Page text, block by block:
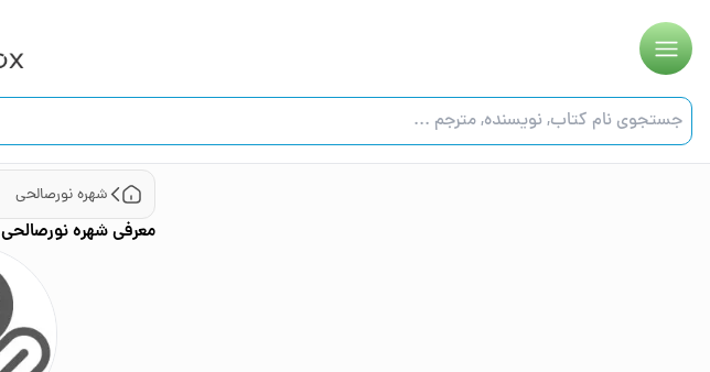
شهره نورصالحی
معرفیشهره نورصالحی